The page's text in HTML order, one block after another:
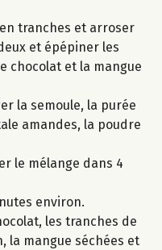
tranches et arroser
et épépiner les
chocolat et la mangue
la semoule, la purée
amandes, la poudre
le mélange dans 4
environ.
les tranches de
la mangue séchées et